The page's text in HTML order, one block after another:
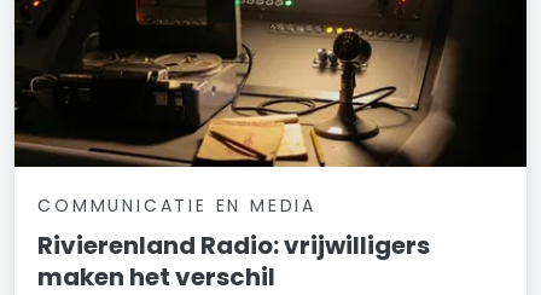
COMMUNICATIE EN MEDIA
Rivierenland Radio: vrijwilligers
maken het verschil